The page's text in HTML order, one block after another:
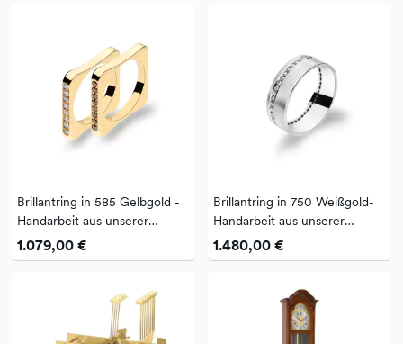
Brillantring in 585 Gelbgold -
Handarbeit aus unserer
Meisterwerkstatt - mit 8
weißen Brillanten und 8
1.079,00 €
Brillantring in 750 Weißgold-
Handarbeit aus unserer
Meisterwerkstatt - mit 43
Diamanten
1.480,00 €